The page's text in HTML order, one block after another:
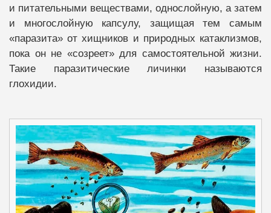
и питательными веществами, однослойную, а затем
и многослойную капсулу, защищая тем самым
«паразита» от хищников и природных катаклизмов,
пока он не «созреет» для самостоятельной жизни.
Такие паразитические личинки называются
глохидии.